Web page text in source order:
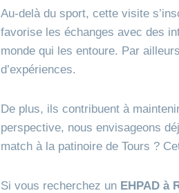
Au-delà du sport, cette visite
favorise les échanges avec des
monde qui les entoure. Par
d’expériences.
De plus, ils contribuent à
perspective, nous envisageons
match à la patinoire de Tours ?
Si vous recherchez un EHPAD à